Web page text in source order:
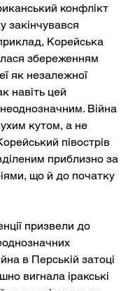
конфлікт
закінчувався
Корейська
збереженням
як незалежної
навіть цей
Війна
кутом, а не
півострів
приблизно за
що й до початку
призвели до
в Перській затоці
вигнала іракські